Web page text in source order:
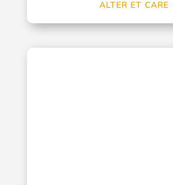
ALTER ET CARE